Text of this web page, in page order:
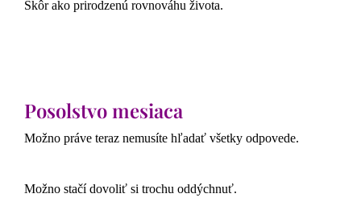
Skôr ako prirodzenú rovnováhu života.
Posolstvo mesiaca
Možno práve teraz nemusíte hľadať všetky odpovede.
Možno stačí dovoliť si trochu oddýchnuť.